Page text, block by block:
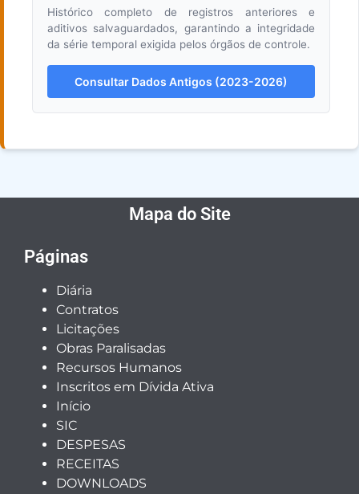
Histórico completo de registros anteriores e
aditivos salvaguardados, garantindo a integridade
da série temporal exigida pelos órgãos de controle.
Consultar Dados Antigos (2023-2026)
Mapa do Site
Páginas
Diária
Contratos
Licitações
Obras Paralisadas
Recursos Humanos
Inscritos em Dívida Ativa
Início
SIC
DESPESAS
RECEITAS
DOWNLOADS